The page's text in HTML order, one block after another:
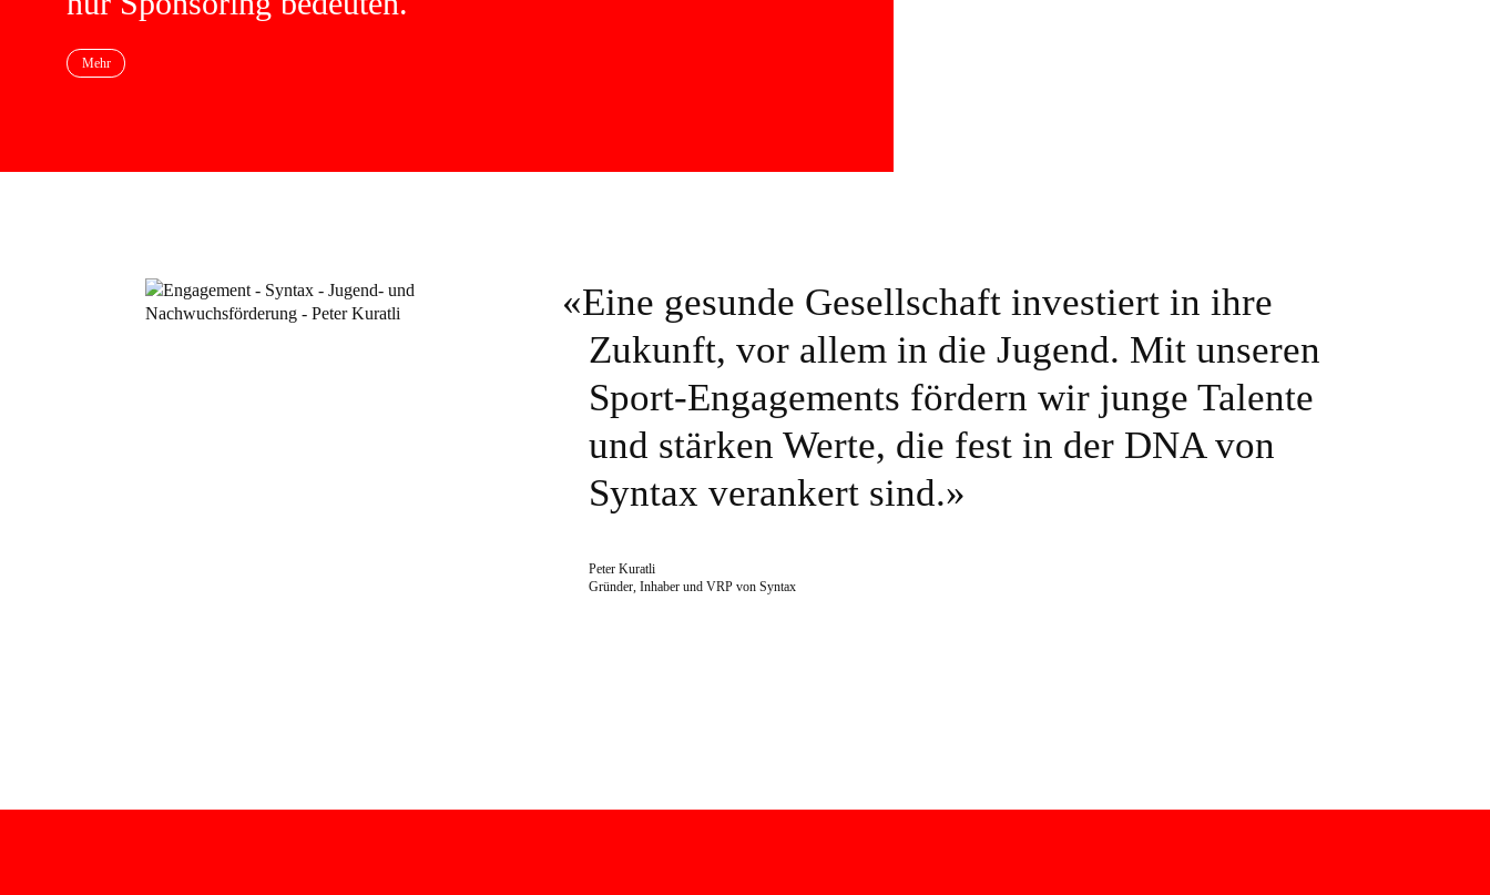
Mehr
«Eine gesunde Gesellschaft investiert in ihre
Zukunft, vor allem in die Jugend. Mit unseren
Sport-Engagements fördern wir junge Talente
und stärken Werte, die fest in der DNA von
Syntax verankert sind.»
Peter Kuratli
Gründer, Inhaber und VRP von Syntax